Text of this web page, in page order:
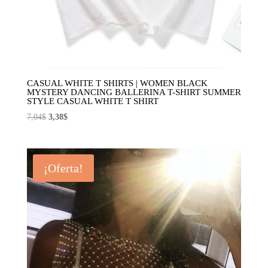
CASUAL WHITE T SHIRTS | WOMEN BLACK
MYSTERY DANCING BALLERINA T-SHIRT SUMMER
STYLE CASUAL WHITE T SHIRT
7,04$ El
7,04$.
3,38$El
3,38$.
¡Oferta!